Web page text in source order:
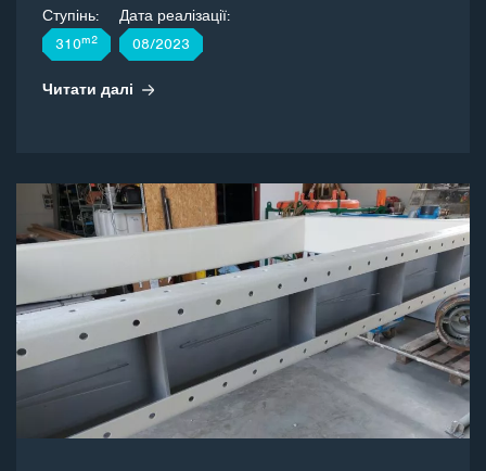
Ступінь:
310m2
Дата реалізації:
08/2023
Читати далі